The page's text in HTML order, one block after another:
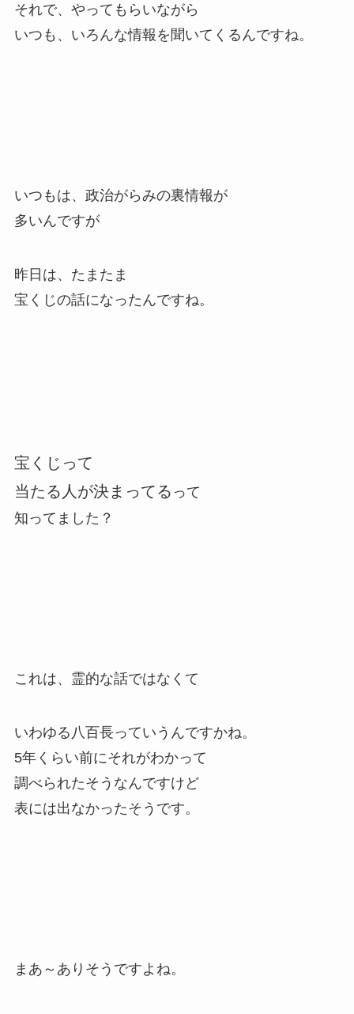
それで、やってもらいながら
いつも、いろんな情報を聞いてくるんですね。
いつもは、政治がらみの裏情報が
多いんですが
昨日は、たまたま
宝くじの話になったんですね。
宝くじって
当たる人が決まってる って
知ってました？
これは、霊的な話ではなくて
いわゆる八百長っていうんですかね。
5年くらい前にそれがわかって
調べられたそうなんですけど
表には出なかったそうです。
まあ～ありそうですよね。